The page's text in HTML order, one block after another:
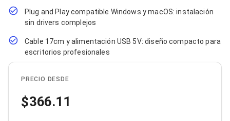
Cables para Impresoras
Bobinas
Cableado Estructurado
Sujetadores de Cables
Cinchos
Adaptadores
Adaptadores PC
Adaptadores PC USB
Adaptadores PC SATA
Adaptadores PC IDE
Plug and Play compatible Windows y macOS: instalación
sin drivers complejos
Cable 17cm y alimentación USB 5V: diseño compacto para
escritorios profesionales
PRECIO DESDE
366.11